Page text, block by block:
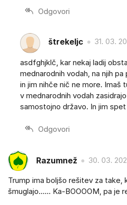
Odgovori
štrekeljc 31. 03.
asdfghjklč, kar nekaj ladij
mednarodnih vodah, na njih
in jim nihče nič ne more. Imaš
v mednarodnih vodah
samostojno državo. In jim
Odgovori
Razumnež 30. 03.
Trump ima boljšo rešitev za take,
šmuglajo...... Ka-BOOOOM, pa je